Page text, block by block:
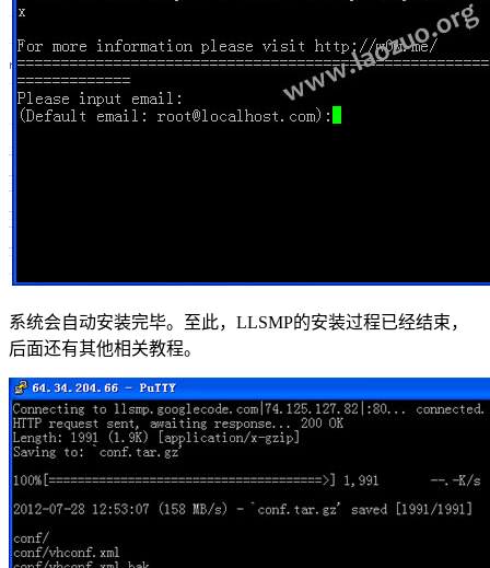
系统会自动安装完毕。至此，LLSMP的安装过程已经结束，
后面还有其他相关教程。